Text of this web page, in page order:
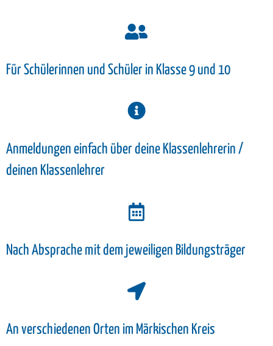
Für Schülerinnen und Schüler in Klasse 9 und 10
Anmeldungen einfach über deine Klassenlehrerin /
deinen Klassenlehrer
Nach Absprache mit dem jeweiligen Bildungsträger
An verschiedenen Orten im Märkischen Kreis